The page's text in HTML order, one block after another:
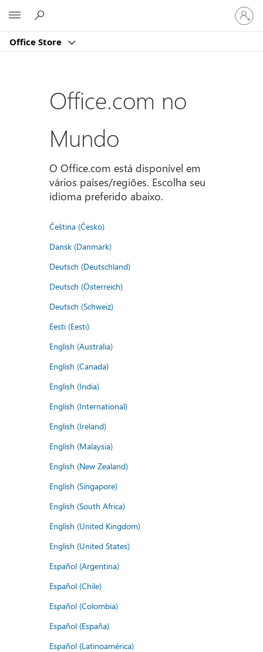
Office Store
Entre
em
sua
Office.com no
Mundo
O Office.com está disponível em
vários países/regiões. Escolha seu
idioma preferido abaixo.
Čeština (Česko)
Dansk (Danmark)
Deutsch (Deutschland)
Deutsch (Österreich)
Deutsch (Schweiz)
Eesti (Eesti)
English (Australia)
English (Canada)
English (India)
English (International)
English (Ireland)
English (Malaysia)
English (New Zealand)
English (Singapore)
English (South Africa)
English (United Kingdom)
English (United States)
Español (Argentina)
Español (Chile)
Español (Colombia)
Español (España)
Español (Latinoamérica)